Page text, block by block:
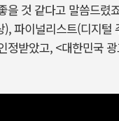
을 것 같다고 말씀드렸
), 파이널리스트(디지털
정받았고, <대한민국